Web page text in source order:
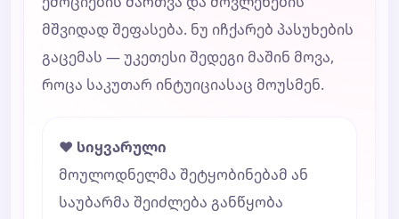
მშვიდად შეფასება. ნუ იჩქარებ პასუხების
გაცემას — უკეთესი შედეგი მაშინ მოვა,
როცა საკუთარ ინტუიციასაც მოუსმენ.
❤️ სიყვარული
მოულოდნელმა შეტყობინებამ ან
საუბარმა შეიძლება განწყობა